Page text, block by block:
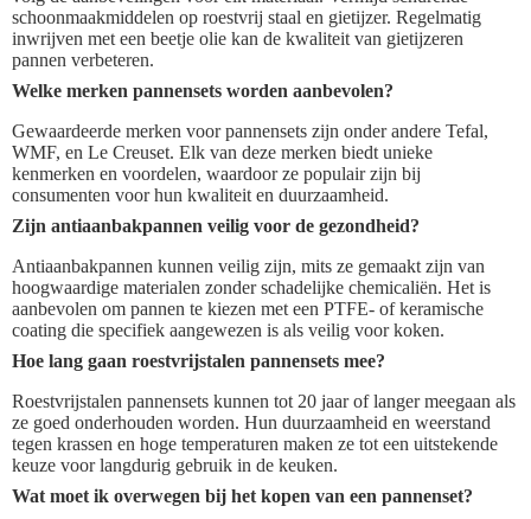
schoonmaakmiddelen op roestvrij staal en gietijzer. Regelmatig
inwrijven met een beetje olie kan de kwaliteit van gietijzeren
pannen verbeteren.
Welke merken pannensets worden aanbevolen?
Gewaardeerde merken voor pannensets zijn onder andere Tefal,
WMF, en Le Creuset. Elk van deze merken biedt unieke
kenmerken en voordelen, waardoor ze populair zijn bij
consumenten voor hun kwaliteit en duurzaamheid.
Zijn antiaanbakpannen veilig voor de gezondheid?
Antiaanbakpannen kunnen veilig zijn, mits ze gemaakt zijn van
hoogwaardige materialen zonder schadelijke chemicaliën. Het is
aanbevolen om pannen te kiezen met een PTFE- of keramische
coating die specifiek aangewezen is als veilig voor koken.
Hoe lang gaan roestvrijstalen pannensets mee?
Roestvrijstalen pannensets kunnen tot 20 jaar of langer meegaan als
ze goed onderhouden worden. Hun duurzaamheid en weerstand
tegen krassen en hoge temperaturen maken ze tot een uitstekende
keuze voor langdurig gebruik in de keuken.
Wat moet ik overwegen bij het kopen van een pannenset?